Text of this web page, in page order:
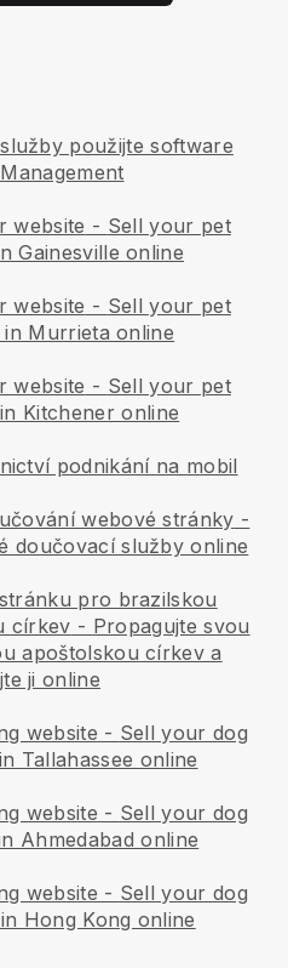
použijte software
website - Sell your pet
Gainesville online
website - Sell your pet
in Murrieta online
website - Sell your pet
Kitchener online
podnikání na mobil
webové stránky -
doučovací služby online
pro brazilskou
církev - Propagujte svou
apoštolskou církev a
ji online
website - Sell your dog
Tallahassee online
website - Sell your dog
Ahmedabad online
website - Sell your dog
Hong Kong online